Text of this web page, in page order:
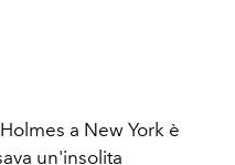
a New York è
un'insolita